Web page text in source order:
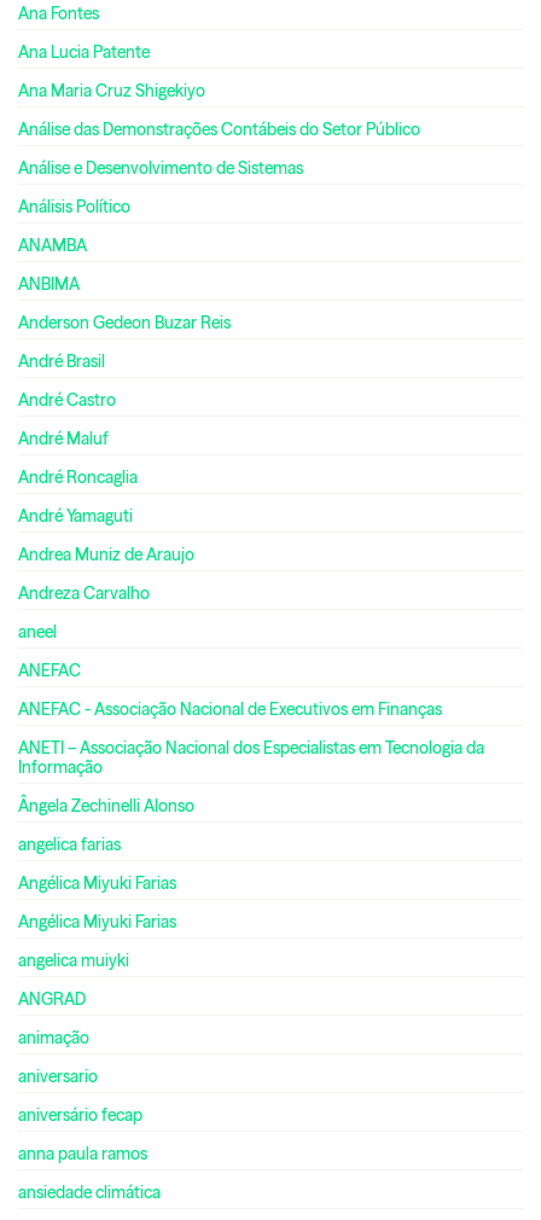
Ana Fontes
Ana Lucia Patente
Ana Maria Cruz Shigekiyo
Análise das Demonstrações Contábeis do Setor Público
Análise e Desenvolvimento de Sistemas
Análisis Político
ANAMBA
ANBIMA
Anderson Gedeon Buzar Reis
André Brasil
André Castro
André Maluf
André Roncaglia
André Yamaguti
Andrea Muniz de Araujo
Andreza Carvalho
aneel
ANEFAC
ANEFAC - Associação Nacional de Executivos em Finanças
ANETI – Associação Nacional dos Especialistas em Tecnologia da
Informação
Ângela Zechinelli Alonso
angelica farias
Angélica Miyuki Farias
Angélica Miyuki Farias
angelica muiyki
ANGRAD
animação
aniversario
aniversário fecap
anna paula ramos
ansiedade climática